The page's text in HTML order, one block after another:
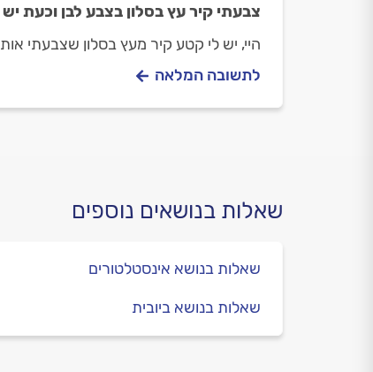
צבעתי קיר עץ בסלון בצבע לבן וכעת
היי, יש לי קטע קיר מעץ בסלון שצבעתי
לתשובה המלאה
שאלות בנושאים נוספים
שאלות בנושא אינסטלטורים
שאלות בנושא ביובית